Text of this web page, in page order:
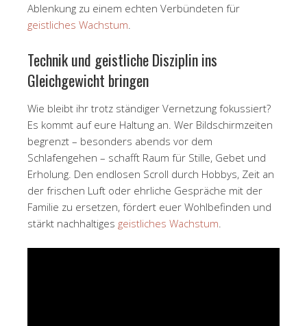
Ablenkung zu einem echten Verbündeten für
geistliches Wachstum
Technik und geistliche Disziplin ins
Gleichgewicht bringen
Wie bleibt ihr trotz ständiger Vernetzung fokussiert?
Es kommt auf eure Haltung an. Wer Bildschirmzeiten
begrenzt – besonders abends vor dem
Schlafengehen – schafft Raum für Stille, Gebet und
Erholung. Den endlosen Scroll durch Hobbys, Zeit an
der frischen Luft oder ehrliche Gespräche mit der
Familie zu ersetzen, fördert euer Wohlbefinden und
stärkt nachhaltiges geistliches Wachstum